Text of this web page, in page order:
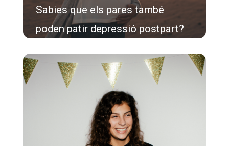
Sabies que els pares també
poden patir depressió postpart?